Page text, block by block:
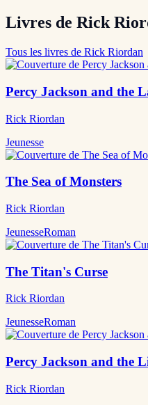
Livres de Rick
Tous les livres de Rick Riordan
Percy Jackson and the
Rick Riordan
Jeunesse
The Sea of Monsters
Rick Riordan
JeunesseRoman
The Titan's Curse
Rick Riordan
JeunesseRoman
Percy Jackson and the
Rick Riordan